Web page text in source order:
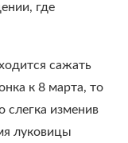
где
сажать
к 8 марта, то
слегка изменив
луковицы